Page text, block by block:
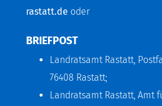
rastatt.de oder
BRIEFPOST
Landratsamt Rastatt,
76408 Rastatt;
Landratsamt Rastatt, Amt